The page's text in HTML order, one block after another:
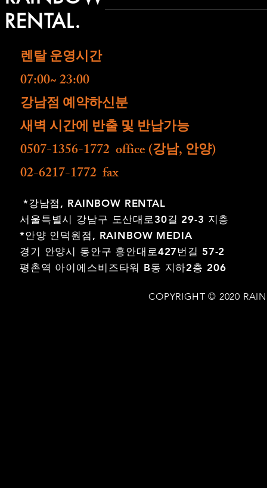
RENTAL.
렌탈 운영시간
07:00~ 23:00
​강남점 예약하신분
새벽 시간에 반출 및 반납가능
0507-1356-1772 office (강남, 안양)
02-6217-1772 fax
*강남점, RAINBOW RENTAL
서울특별시 강남구 도산대로30길 29-3 지층
*안양 인덕원점, RAINBOW MEDIA
경기 안양시 동안구 흥안대로427번길 57-2
평촌역 아이에스비즈타워 B동 지하2층 206
COPYRIGHT © 2020